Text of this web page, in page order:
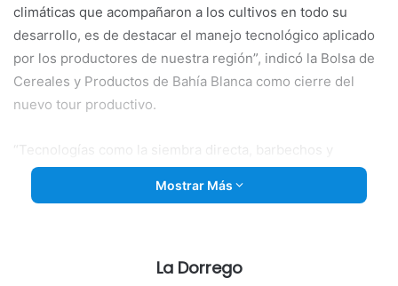
climáticas que acompañaron a los cultivos en todo su
desarrollo, es de destacar el manejo tecnológico aplicado
por los productores de nuestra región”, indicó la Bolsa de
Cereales y Productos de Bahía Blanca como cierre del
nuevo tour productivo.
“Tecnologías como la siembra directa, barbechos y
rotaciones adecuadas, incorporación de mejoras
genéticas, fertilización estratégica y un oportuno control
Mostrar Más
La Dorrego